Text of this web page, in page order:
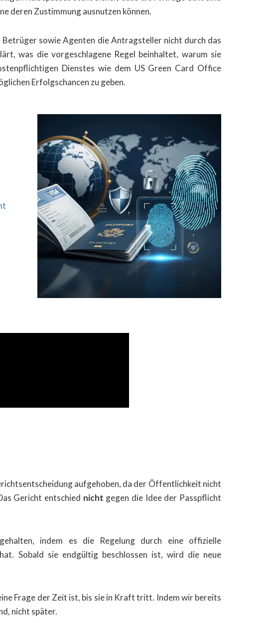
deren Zustimmung ausnutzen können.
sowie Agenten die Antragsteller nicht durch das
was die vorgeschlagene Regel beinhaltet, warum sie
Dienstes wie dem US Green Card Office
Erfolgschancen zu geben.
aufgehoben, da der Öffentlichkeit nicht
Gericht entschied nicht gegen die Idee der Passpflicht
indem es die Regelung durch eine offizielle
Sobald sie endgültig beschlossen ist, wird die neue
Frage der Zeit ist, bis sie in Kraft tritt. Indem wir bereits
nicht später.